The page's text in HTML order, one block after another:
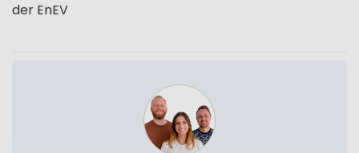
der EnEV